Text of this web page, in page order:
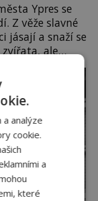
Ypres se
Z věže slavné
jásají a snaží se
ale
ale bylo jinak.
z
zvyků […]
a analýze
cookie.
a
které